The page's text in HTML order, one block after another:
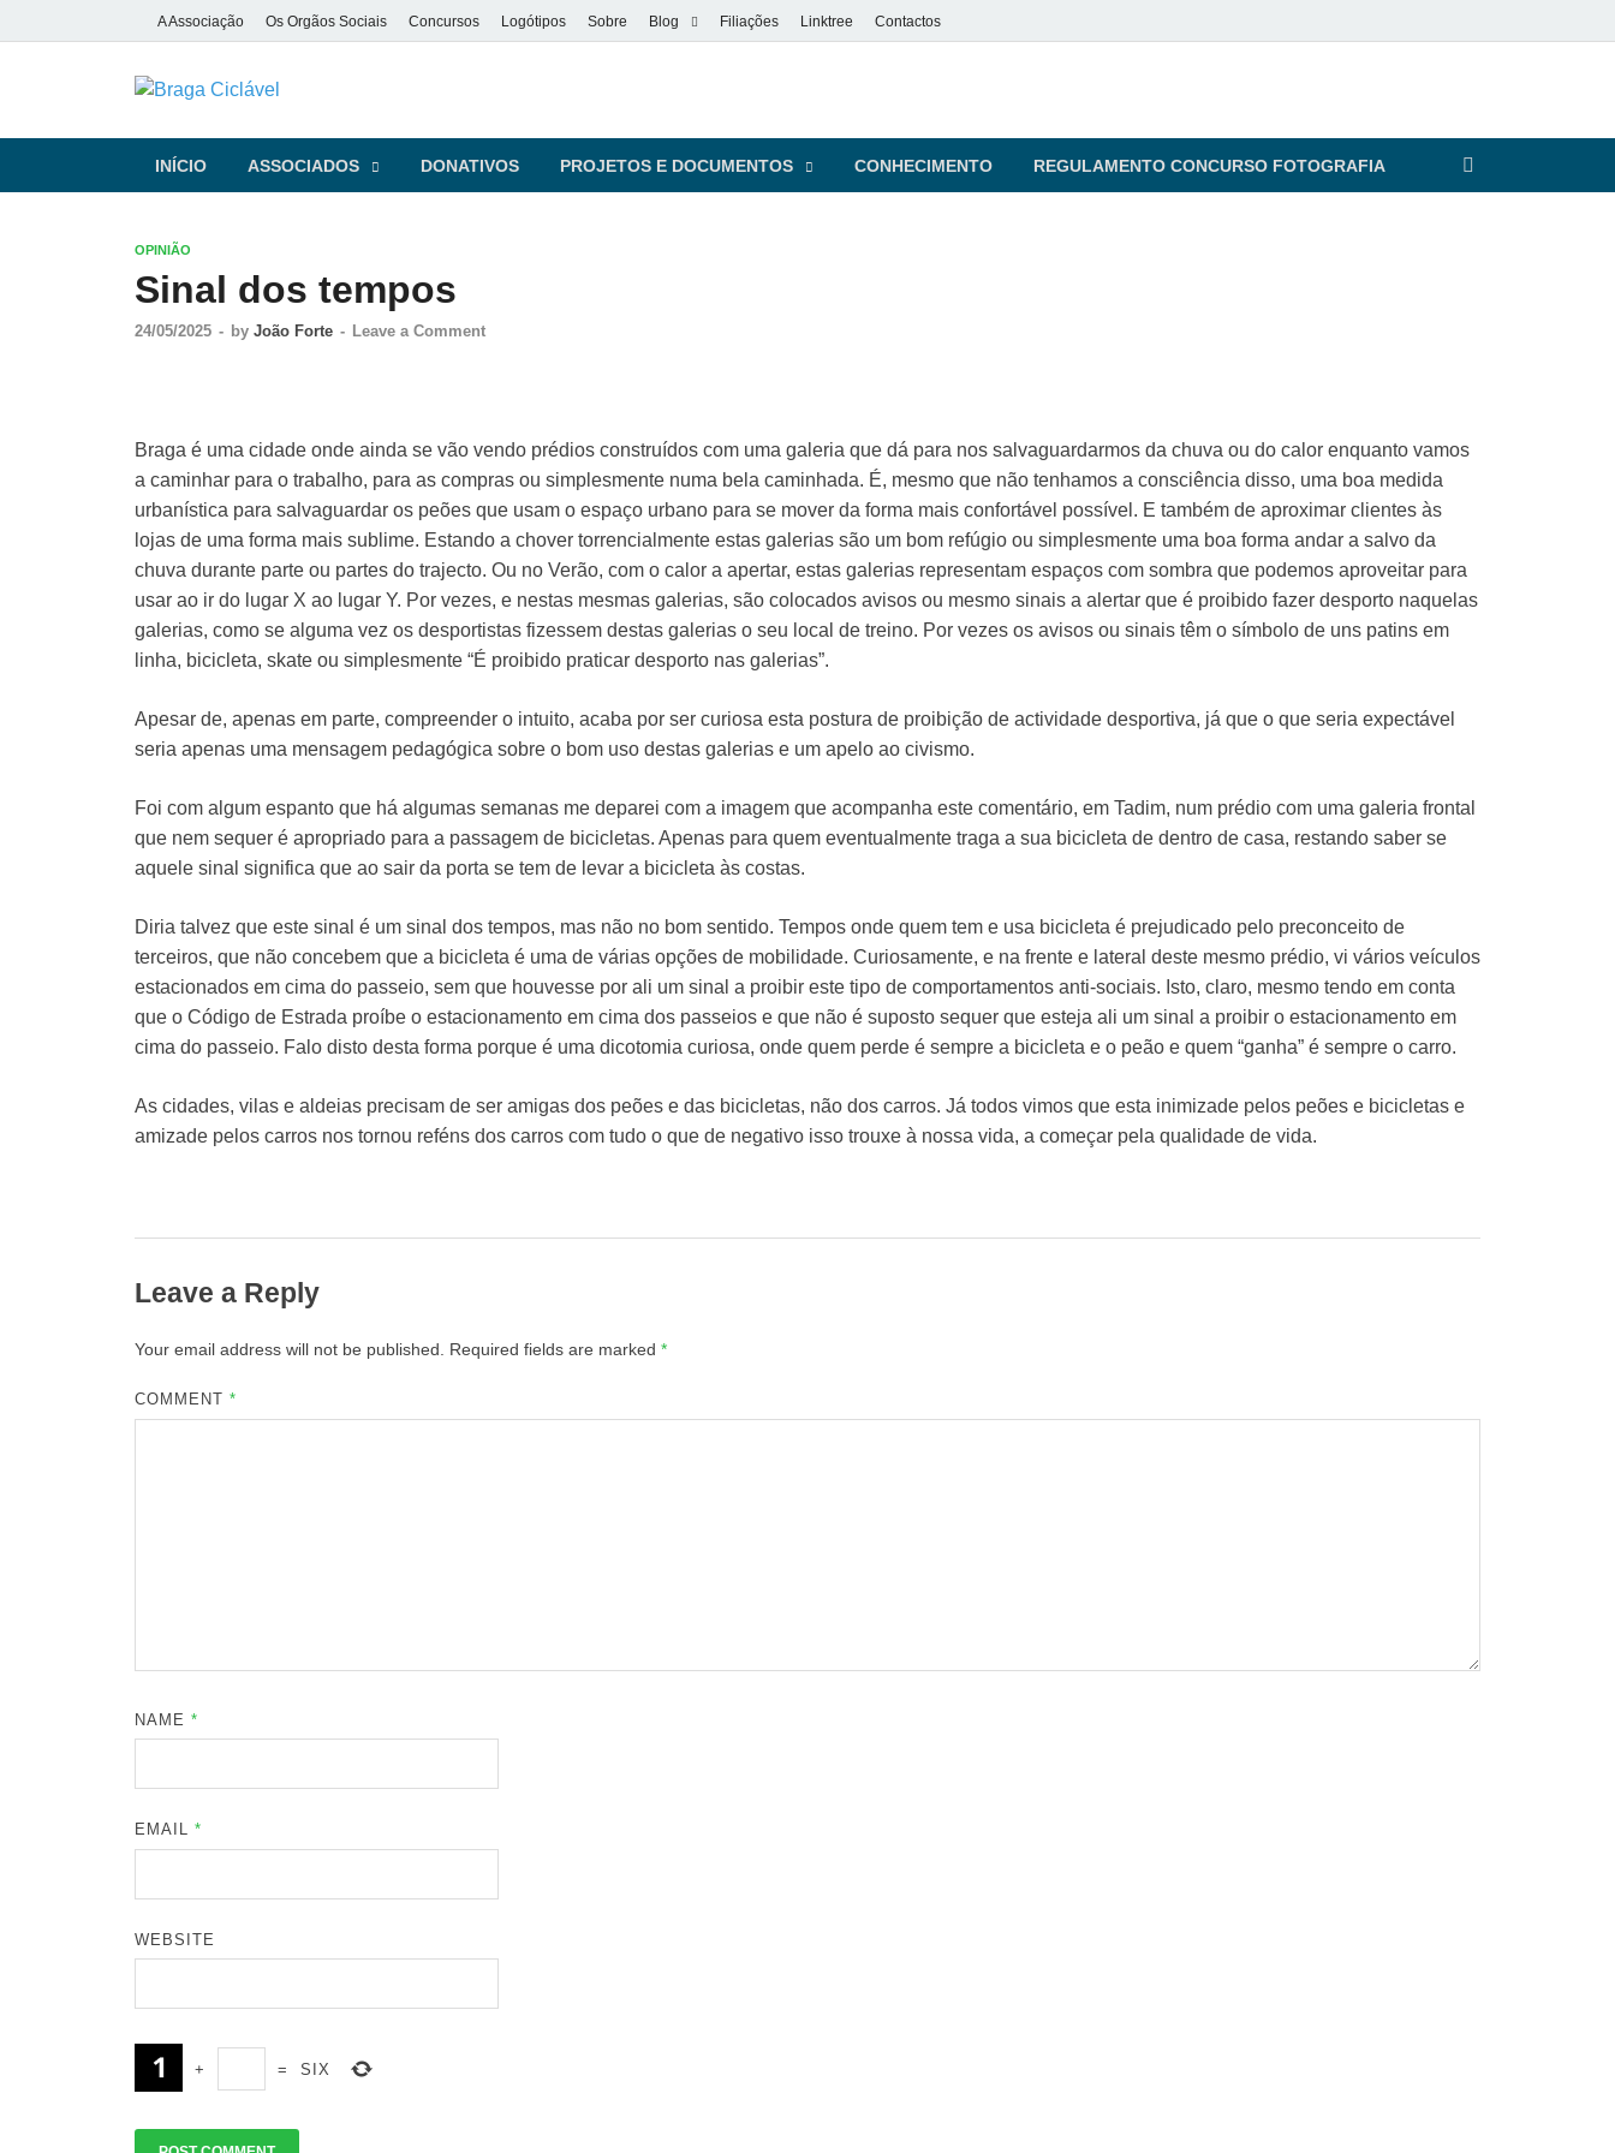
A Associação Os Orgãos Sociais Concursos Logótipos Sobre Blog Filiações Linktree Contactos
Braga Ciclável
INÍCIO ASSOCIADOS DONATIVOS PROJETOS E DOCUMENTOS CONHECIMENTO REGULAMENTO CONCURSO FOTOGRAFIA
OPINIÃO
Sinal dos tempos
24/05/2025 - by João Forte - Leave a Comment
Braga é uma cidade onde ainda se vão vendo prédios construídos com uma galeria que dá para nos salvaguardarmos da chuva ou do calor enquanto vamos
a caminhar para o trabalho, para as compras ou simplesmente numa bela caminhada. É, mesmo que não tenhamos a consciência disso, uma boa medida
urbanística para salvaguardar os peões que usam o espaço urbano para se mover da forma mais confortável possível. E também de aproximar clientes às
lojas de uma forma mais sublime. Estando a chover torrencialmente estas galerias são um bom refúgio ou simplesmente uma boa forma andar a salvo da
chuva durante parte ou partes do trajecto. Ou no Verão, com o calor a apertar, estas galerias representam espaços com sombra que podemos aproveitar para
usar ao ir do lugar X ao lugar Y. Por vezes, e nestas mesmas galerias, são colocados avisos ou mesmo sinais a alertar que é proibido fazer desporto naquelas
galerias, como se alguma vez os desportistas fizessem destas galerias o seu local de treino. Por vezes os avisos ou sinais têm o símbolo de uns patins em
linha, bicicleta, skate ou simplesmente “É proibido praticar desporto nas galerias”.
Apesar de, apenas em parte, compreender o intuito, acaba por ser curiosa esta postura de proibição de actividade desportiva, já que o que seria expectável
seria apenas uma mensagem pedagógica sobre o bom uso destas galerias e um apelo ao civismo.
Foi com algum espanto que há algumas semanas me deparei com a imagem que acompanha este comentário, em Tadim, num prédio com uma galeria frontal
que nem sequer é apropriado para a passagem de bicicletas. Apenas para quem eventualmente traga a sua bicicleta de dentro de casa, restando saber se
aquele sinal significa que ao sair da porta se tem de levar a bicicleta às costas.
Diria talvez que este sinal é um sinal dos tempos, mas não no bom sentido. Tempos onde quem tem e usa bicicleta é prejudicado pelo preconceito de
terceiros, que não concebem que a bicicleta é uma de várias opções de mobilidade. Curiosamente, e na frente e lateral deste mesmo prédio, vi vários veículos
estacionados em cima do passeio, sem que houvesse por ali um sinal a proibir este tipo de comportamentos anti-sociais. Isto, claro, mesmo tendo em conta
que o Código de Estrada proíbe o estacionamento em cima dos passeios e que não é suposto sequer que esteja ali um sinal a proibir o estacionamento em
cima do passeio. Falo disto desta forma porque é uma dicotomia curiosa, onde quem perde é sempre a bicicleta e o peão e quem “ganha” é sempre o carro.
As cidades, vilas e aldeias precisam de ser amigas dos peões e das bicicletas, não dos carros. Já todos vimos que esta inimizade pelos peões e bicicletas e
amizade pelos carros nos tornou reféns dos carros com tudo o que de negativo isso trouxe à nossa vida, a começar pela qualidade de vida.
Leave a Reply
Your email address will not be published. Required fields are marked *
COMMENT*
NAME*
EMAIL*
WEBSITE
+ = SIX